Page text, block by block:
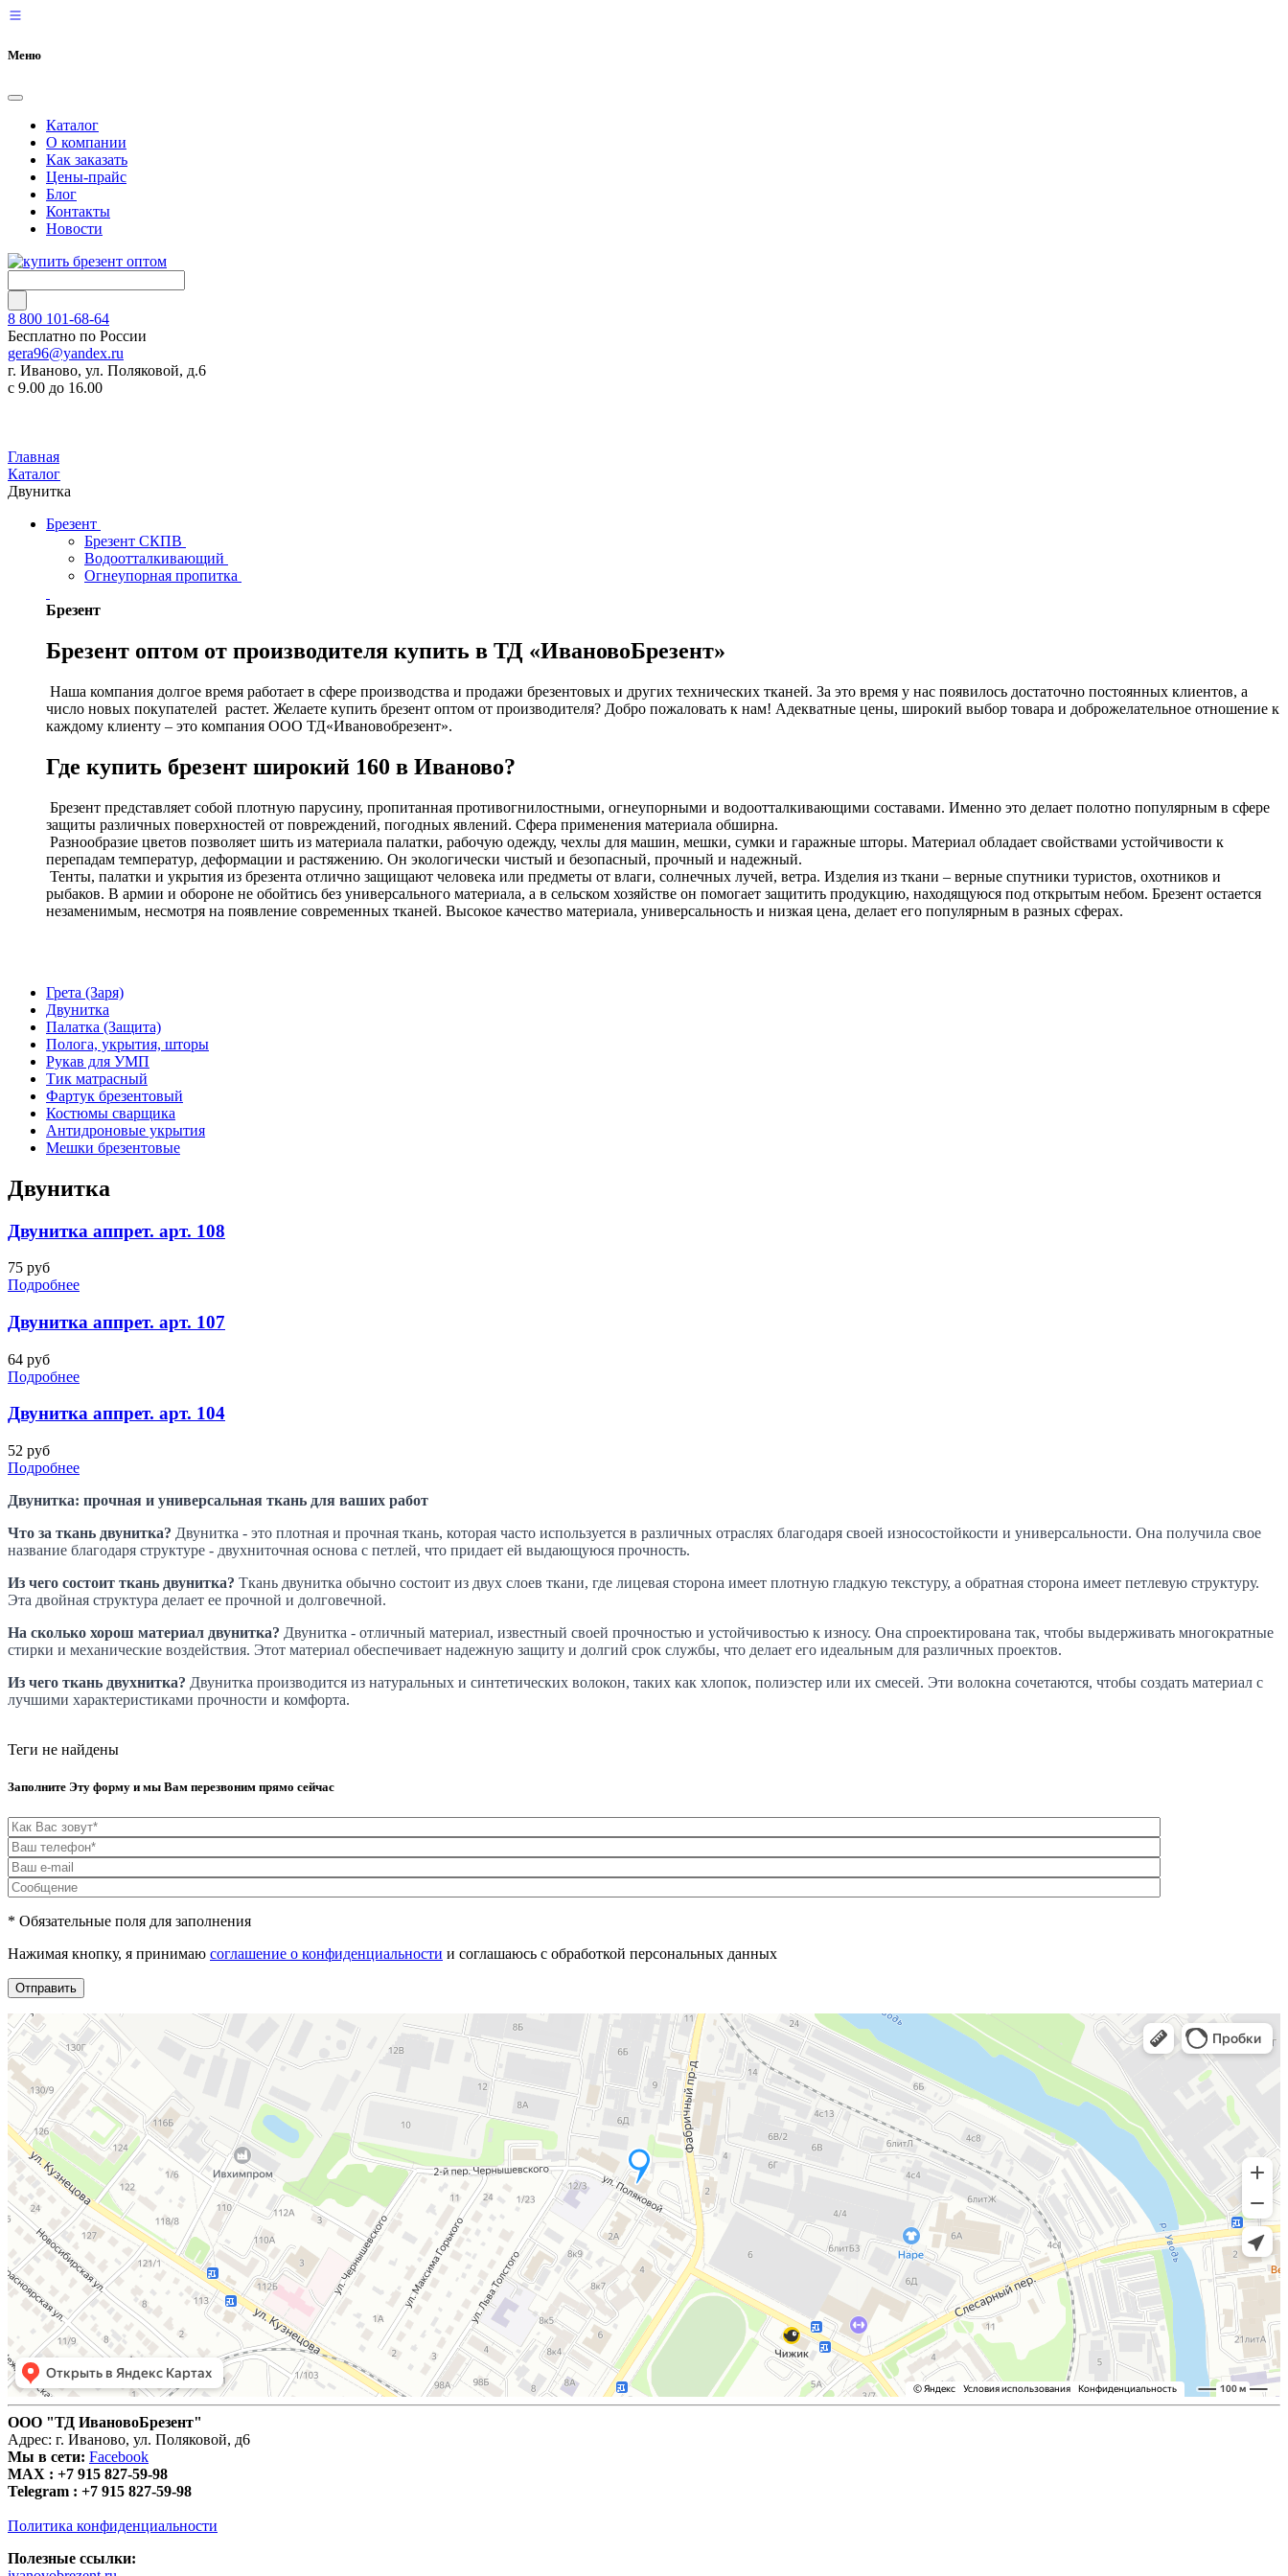
Меню
Каталог
О компании
Как заказать
Цены-прайс
Блог
Контакты
Новости
8 800 101-68-64
Бесплатно по России
gera96@yandex.ru
г. Иваново, ул. Поляковой, д.6
с 9.00 до 16.00
Главная
Каталог
Двунитка
Брезент
Брезент СКПВ
Водоотталкивающий
Огнеупорная пропитка
Брезент
Брезент оптом от производителя купить в ТД «ИвановоБрезент»
Наша компания долгое время работает в сфере производства и продажи брезентовых и других технических тканей. За это время у нас появилось достаточно постоянных клиентов, а
число новых покупателей растет. Желаете купить брезент оптом от производителя? Добро пожаловать к нам! Адекватные цены, широкий выбор товара и доброжелательное отношение к
каждому клиенту – это компания ООО ТД«Ивановобрезент».
Где купить брезент широкий 160 в Иваново?
Брезент представляет собой плотную парусину, пропитанная противогнилостными, огнеупорными и водоотталкивающими составами. Именно это делает полотно популярным в сфере
защиты различных поверхностей от повреждений, погодных явлений. Сфера применения материала обширна.
Разнообразие цветов позволяет шить из материала палатки, рабочую одежду, чехлы для машин, мешки, сумки и гаражные шторы. Материал обладает свойствами устойчивости к
перепадам температур, деформации и растяжению. Он экологически чистый и безопасный, прочный и надежный.
Тенты, палатки и укрытия из брезента отлично защищают человека или предметы от влаги, солнечных лучей, ветра. Изделия из ткани – верные спутники туристов, охотников и
рыбаков. В армии и обороне не обойтись без универсального материала, а в сельском хозяйстве он помогает защитить продукцию, находящуюся под открытым небом. Брезент остается
незаменимым, несмотря на появление современных тканей. Высокое качество материала, универсальность и низкая цена, делает его популярным в разных сферах.
Грета (Заря)
Двунитка
Палатка (Защита)
Полога, укрытия, шторы
Рукав для УМП
Тик матрасный
Фартук брезентовый
Костюмы сварщика
Антидроновые укрытия
Мешки брезентовые
Двунитка
Двунитка аппрет. арт. 108
75 руб
Подробнее
Двунитка аппрет. арт. 107
64 руб
Подробнее
Двунитка аппрет. арт. 104
52 руб
Подробнее
Двунитка: прочная и универсальная ткань для ваших работ
Что за ткань двунитка? Двунитка - это плотная и прочная ткань, которая часто используется в различных отраслях благодаря своей износостойкости и универсальности. Она получила свое
название благодаря структуре - двухниточная основа с петлей, что придает ей выдающуюся прочность.
Из чего состоит ткань двунитка? Ткань двунитка обычно состоит из двух слоев ткани, где лицевая сторона имеет плотную гладкую текстуру, а обратная сторона имеет петлевую структуру.
Эта двойная структура делает ее прочной и долговечной.
На сколько хорош материал двунитка? Двунитка - отличный материал, известный своей прочностью и устойчивостью к износу. Она спроектирована так, чтобы выдерживать многократные
стирки и механические воздействия. Этот материал обеспечивает надежную защиту и долгий срок службы, что делает его идеальным для различных проектов.
Из чего ткань двухнитка? Двунитка производится из натуральных и синтетических волокон, таких как хлопок, полиэстер или их смесей. Эти волокна сочетаются, чтобы создать материал с
лучшими характеристиками прочности и комфорта.
Теги не найдены
Заполните Эту форму и мы Вам перезвоним прямо сейчас
* Обязательные поля для заполнения
Нажимая кнопку, я принимаю соглашение о конфиденциальности и соглашаюсь с обработкой персональных данных
Отправить
ООО "ТД ИвановоБрезент"
Адрес: г. Иваново, ул. Поляковой, д6
Мы в сети: Facebook
MAX : +7 915 827-59-98
Telegram : +7 915 827-59-98
Политика конфиденциальности
Полезные ссылки: